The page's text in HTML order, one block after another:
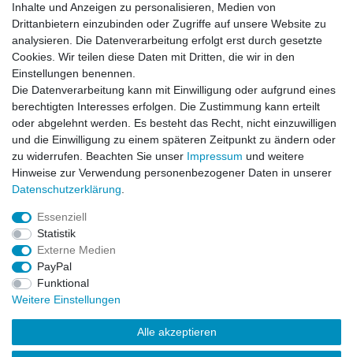
Rechtliches
AGB
Widerrufsrecht
Impressum
Datenschutzerklärung
Service
Kontakt
Datenschutzerklärung
FAQ / Ratgeber
Kinderquad
E-Bikes / Pedelecs
Dirt Bike & Pocketbike
Quad & ATV
Kinderbuggy | Gokart
© Copyright 2026 | Alle Rechte vorbehalten.
Inhalte und Anzeigen zu personalisieren, Medien von
Drittanbietern einzubinden oder Zugriffe auf unsere Website zu
analysieren. Die Datenverarbeitung erfolgt erst durch gesetzte
Cookies. Wir teilen diese Daten mit Dritten, die wir in den
Einstellungen benennen.
Die Datenverarbeitung kann mit Einwilligung oder aufgrund eines
berechtigten Interesses erfolgen. Die Zustimmung kann erteilt
oder abgelehnt werden. Es besteht das Recht, nicht einzuwilligen
und die Einwilligung zu einem späteren Zeitpunkt zu ändern oder
zu widerrufen. Beachten Sie unser Impressum und weitere
Hinweise zur Verwendung personenbezogener Daten in unserer
Daten­schutz­erklärung
Essenziell
Statistik
Externe Medien
PayPal
Funktional
Weitere Einstellungen
Alle akzeptieren